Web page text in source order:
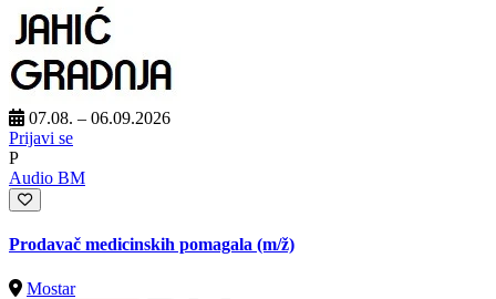
07.08. – 06.09.2026
Prijavi se
P
Audio BM
Prodavač medicinskih pomagala (m/ž)
Mostar